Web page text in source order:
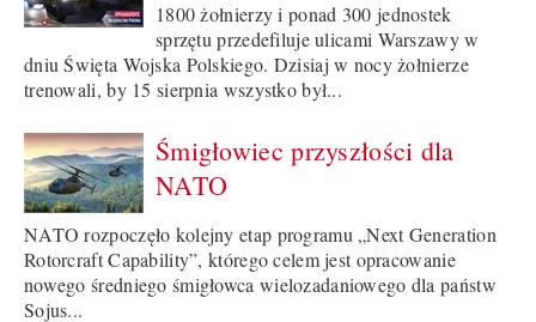
1800 żołnierzy i ponad 300 jednostek
sprzętu przedefiluje ulicami Warszawy w
dniu Święta Wojska Polskiego. Dzisiaj w nocy żołnierze
trenowali, by 15 sierpnia wszystko był...
Śmigłowiec przyszłości dla
NATO
NATO rozpoczęło kolejny etap programu „Next Generation
Rotorcraft Capability”, którego celem jest opracowanie
nowego średniego śmigłowca wielozadaniowego dla państw
Sojus...